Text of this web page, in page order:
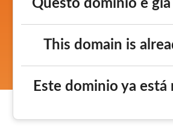
Questo dominio è
This domain is
Este dominio ya está